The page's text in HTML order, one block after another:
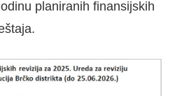
planiranih finansijskih